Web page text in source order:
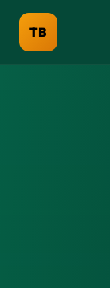
TB